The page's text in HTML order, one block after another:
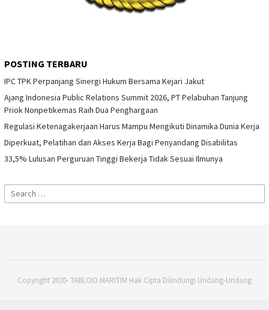
POSTING TERBARU
IPC TPK Perpanjang Sinergi Hukum Bersama Kejari Jakut
Ajang Indonesia Public Relations Summit 2026, PT Pelabuhan Tanjung
Priok Nonpetikemas Raih Dua Penghargaan
Regulasi Ketenagakerjaan Harus Mampu Mengikuti Dinamika Dunia Kerja
Diperkuat, Pelatihan dan Akses Kerja Bagi Penyandang Disabilitas
33,5% Lulusan Perguruan Tinggi Bekerja Tidak Sesuai Ilmunya
Search
for:
Copyright 2020- TABLOID MARITIM Hak Cipta Dilindungi Undang-Undang